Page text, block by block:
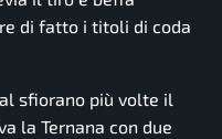
di fatto i titoli di coda
sfiorano più volte il
la Ternana con due